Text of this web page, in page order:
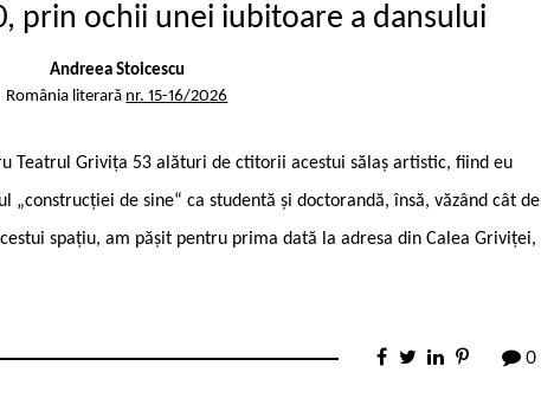
prin ochii unei iubitoare a dansului
Andreea Stoicescu
România literară nr. 15-16/2026
Teatrul Grivița 53 alături de ctitorii acestui sălaș artistic, fiind eu
„construcției de sine“ ca studentă și doctorandă, însă, văzând cât de
spațiu, am pășit pentru prima dată la adresa din Calea Griviței,
0